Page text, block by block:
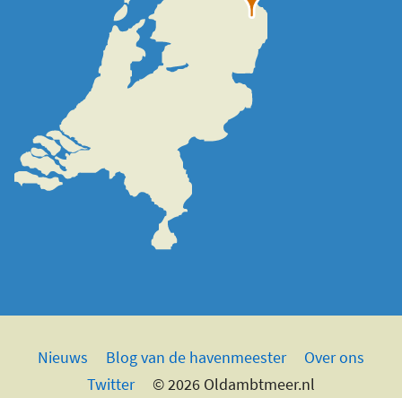
Nieuws Blog van de havenmeester
Over ons
Twitter
© 2026 Oldambtmeer.nl